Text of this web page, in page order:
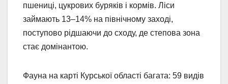
пшениці, цукрових буряків і кормів. Ліси
займають 13–14% на північному заході,
поступово рідшаючи до сходу, де степова зона
стає домінантою.
Фауна на карті Курської області багата: 59 видів